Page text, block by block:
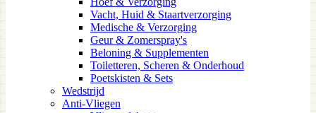
Vacht, Huid & Staartverzorging
Medische & Verzorging
Geur & Zomerspray's
Beloning & Supplementen
Toiletteren, Scheren & Onderhoud
Poetskisten & Sets
Wedstrijd
Anti-Vliegen